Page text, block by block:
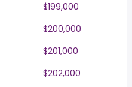
$199,000
$200,000
$201,000
$202,000